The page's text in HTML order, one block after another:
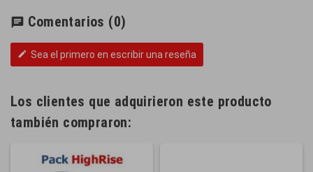
chat Comentarios (0)
edit Sea el primero en escribir una reseña
Los clientes que adquirieron este producto
también compraron: